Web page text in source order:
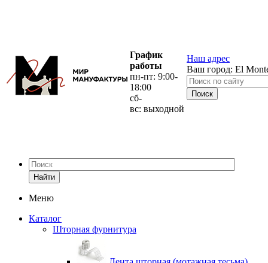
График
работы
пн-пт: 9:00-
18:00
сб-
вс: выходной
Наш адрес
Ваш город: El
Найти
Меню
Каталог
Шторная фурнитура